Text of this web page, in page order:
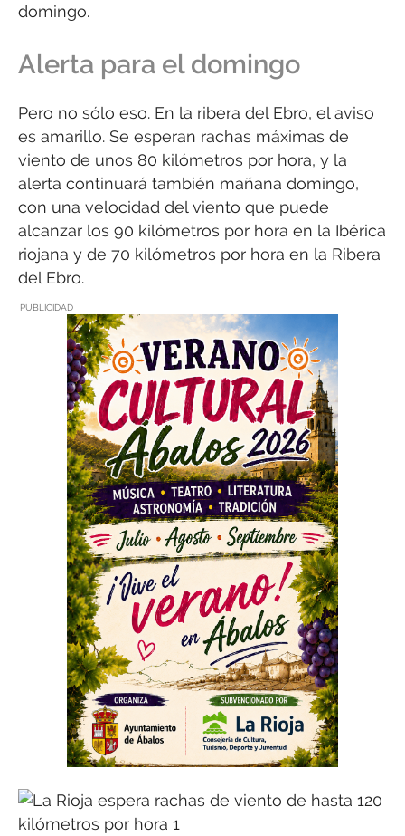
domingo.
Alerta para el domingo
Pero no sólo eso. En la ribera del Ebro, el aviso
es amarillo. Se esperan rachas máximas de
viento de unos 80 kilómetros por hora, y la
alerta continuará también mañana domingo,
con una velocidad del viento que puede
alcanzar los 90 kilómetros por hora en la Ibérica
riojana y de 70 kilómetros por hora en la Ribera
del Ebro.
PUBLICIDAD